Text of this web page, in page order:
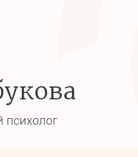
психолог